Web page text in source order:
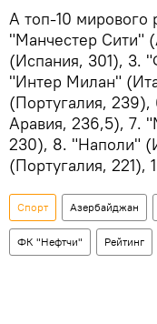
А топ-10 мирового
"Манчестер Сити"
(Испания, 301), 3.
"Интер Милан"
(Португалия,
Аравия, 236,5), 7.
230), 8. "Наполи"
(Португалия, 221),
Спорт Азербайджан
ФК "Нефтчи" Рейтинг